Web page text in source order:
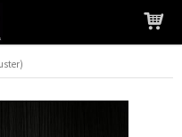
gelegt